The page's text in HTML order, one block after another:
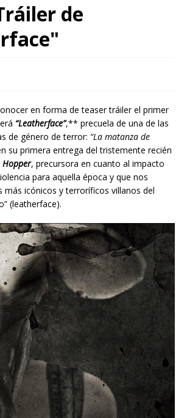
de
en forma de teaser tráiler el primer
“Leatherface”,** precuela de una de las
de género de terror: “La matanza de
su primera entrega del tristemente recién
Hopper, precursora en cuanto al impacto
para aquella época y que nos
más icónicos y terroríficos villanos del
(leatherface).